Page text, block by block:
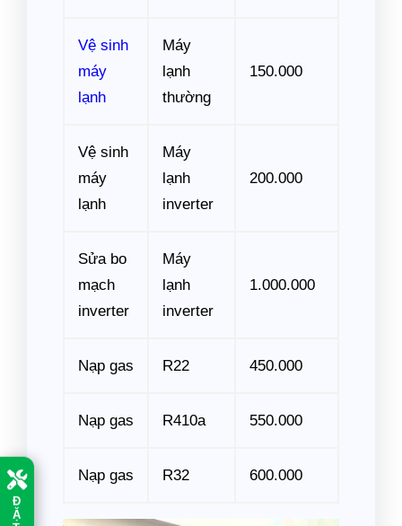
Đ
Ặ
Vệ sinh
máy
lạnh
Máy
lạnh
thường
150.000
Vệ sinh
máy
lạnh
Máy
lạnh
inverter
200.000
Sửa bo
mạch
inverter
Máy
lạnh
inverter
1.000.000
Nạp gas R22 450.000
Nạp gas R410a 550.000
Nạp gas R32 600.000